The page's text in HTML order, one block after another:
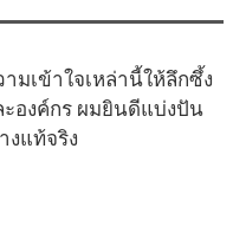
มเข้าใจเหล่านี้ให้ลึกซึ้ง
องค์กร ผมยินดีแบ่งปัน
งแท้จริง